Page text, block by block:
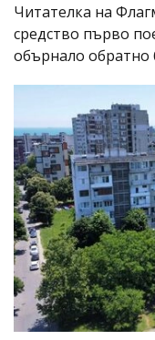
Читателка на
средство първо
обърнало обратно